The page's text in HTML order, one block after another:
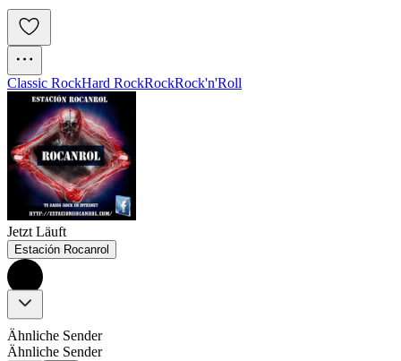
Classic RockHard RockRockRock'n'Roll
Jetzt Läuft
Estación Rocanrol
Ähnliche Sender
Ähnliche Sender